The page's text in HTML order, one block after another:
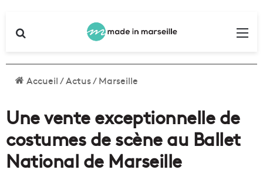
Accueil/Actus/Marseille
Une vente exceptionnelle de
costumes de scène au Ballet
National de Marseille